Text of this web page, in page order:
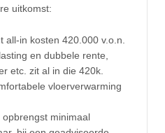
uitkomst:
all-in kosten 420.000 v.o.n.
en dubbele rente,
etc. zit al in die 420k.
vloerverwarming
minimaal